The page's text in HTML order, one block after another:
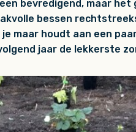
bevredigend, maar
bessen
je maar houdt aan een
jaar de lekkerste